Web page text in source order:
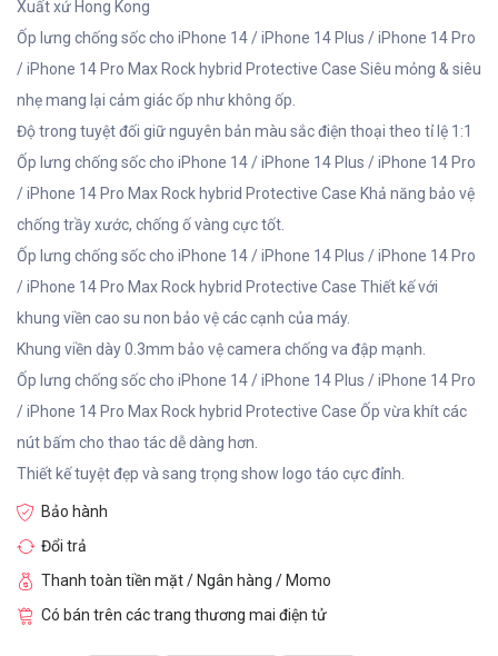
Xuất xứ Hong Kong
Ốp lưng chống sốc cho iPhone 14 / iPhone 14 Plus / iPhone 14 Pro
/ iPhone 14 Pro Max Rock hybrid Protective Case Siêu mỏng & siêu
nhẹ mang lại cảm giác ốp như không ốp.
Độ trong tuyệt đối giữ nguyên bản màu sắc điện thoại theo tỉ lệ 1:1
Ốp lưng chống sốc cho iPhone 14 / iPhone 14 Plus / iPhone 14 Pro
/ iPhone 14 Pro Max Rock hybrid Protective Case Khả năng bảo vệ
chống trầy xước, chống ố vàng cực tốt.
Ốp lưng chống sốc cho iPhone 14 / iPhone 14 Plus / iPhone 14 Pro
/ iPhone 14 Pro Max Rock hybrid Protective Case Thiết kế với
khung viền cao su non bảo vệ các cạnh của máy.
Khung viền dày 0.3mm bảo vệ camera chống va đập mạnh.
Ốp lưng chống sốc cho iPhone 14 / iPhone 14 Plus / iPhone 14 Pro
/ iPhone 14 Pro Max Rock hybrid Protective Case Ốp vừa khít các
nút bấm cho thao tác dễ dàng hơn.
Thiết kế tuyệt đẹp và sang trọng show logo táo cực đỉnh.
Bảo hành
Đổi trả
Thanh toàn tiền mặt / Ngân hàng / Momo
Có bán trên các trang thương mai điện tử